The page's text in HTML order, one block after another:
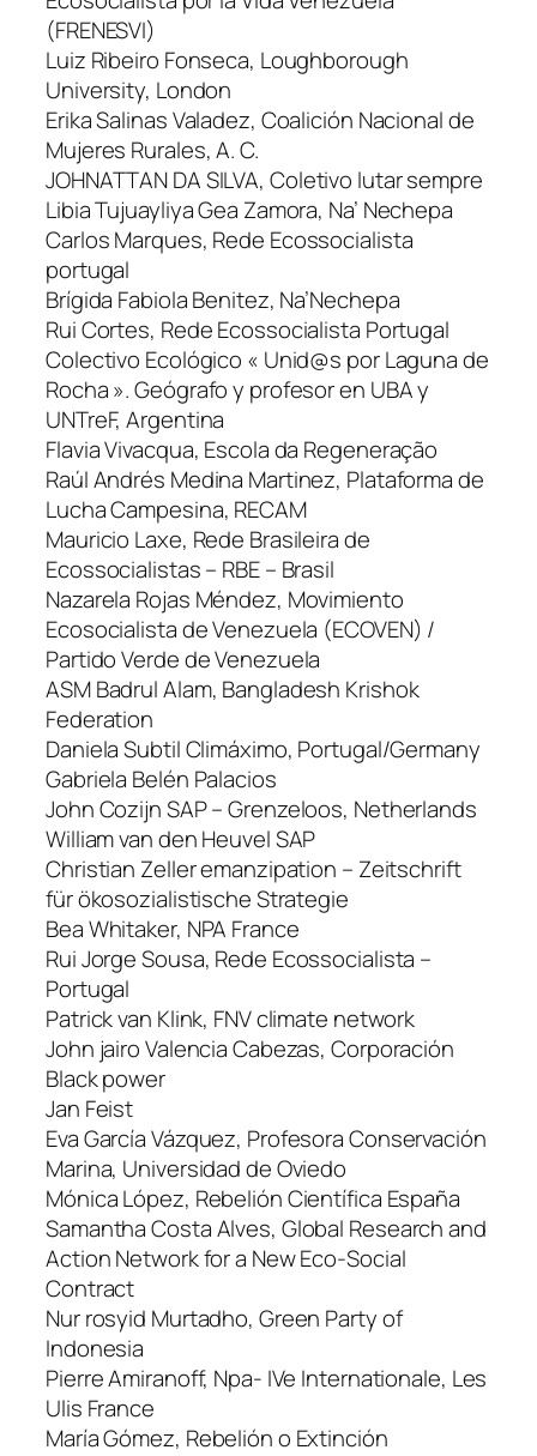
(FRENESVI)
Luiz Ribeiro Fonseca, Loughborough
University, London
Erika Salinas Valadez, Coalición Nacional de
Mujeres Rurales, A. C.
JOHNATTAN DA SILVA, Coletivo lutar sempre
Libia Tujuayliya Gea Zamora, Na’ Nechepa
Carlos Marques, Rede Ecossocialista
portugal
Brígida Fabiola Benitez, Na’Nechepa
Rui Cortes, Rede Ecossocialista Portugal
Colectivo Ecológico « Unid@s por Laguna de
Rocha ». Geógrafo y profesor en UBA y
UNTreF, Argentina
Flavia Vivacqua, Escola da Regeneração
Raúl Andrés Medina Martinez, Plataforma de
Lucha Campesina, RECAM
Mauricio Laxe, Rede Brasileira de
Ecossocialistas – RBE – Brasil
Nazarela Rojas Méndez, Movimiento
Ecosocialista de Venezuela (ECOVEN) /
Partido Verde de Venezuela
ASM Badrul Alam, Bangladesh Krishok
Federation
Daniela Subtil Climáximo, Portugal/Germany
Gabriela Belén Palacios
John Cozijn SAP – Grenzeloos, Netherlands
William van den Heuvel SAP
Christian Zeller emanzipation – Zeitschrift
für ökosozialistische Strategie
Bea Whitaker, NPA France
Rui Jorge Sousa, Rede Ecossocialista –
Portugal
Patrick van Klink, FNV climate network
John jairo Valencia Cabezas, Corporación
Black power
Jan Feist
Eva García Vázquez, Profesora Conservación
Marina, Universidad de Oviedo
Mónica López, Rebelión Científica España
Samantha Costa Alves, Global Research and
Action Network for a New Eco-Social
Contract
Nur rosyid Murtadho, Green Party of
Indonesia
Pierre Amiranoff, Npa- IVe Internationale, Les
Ulis France
María Gómez, Rebelión o Extinción